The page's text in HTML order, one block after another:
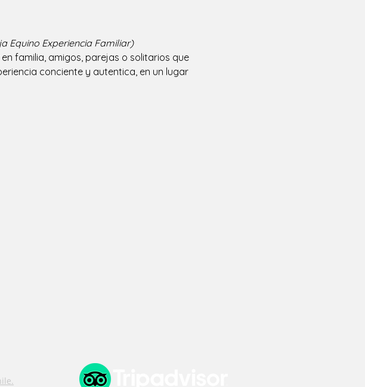
Equino Experiencia Familiar)
familia, amigos, parejas o solitarios que
conciente y autentica, en un lugar